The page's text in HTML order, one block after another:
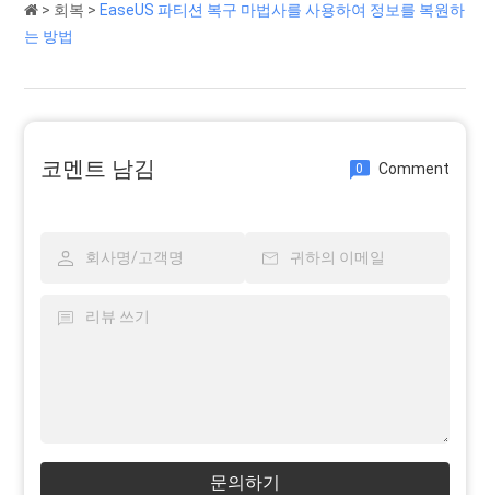
> 회복 > EaseUS 파티션 복구 마법사를 사용하여 정보를 복원하
는 방법
코멘트 남김 0 Comment
문의하기